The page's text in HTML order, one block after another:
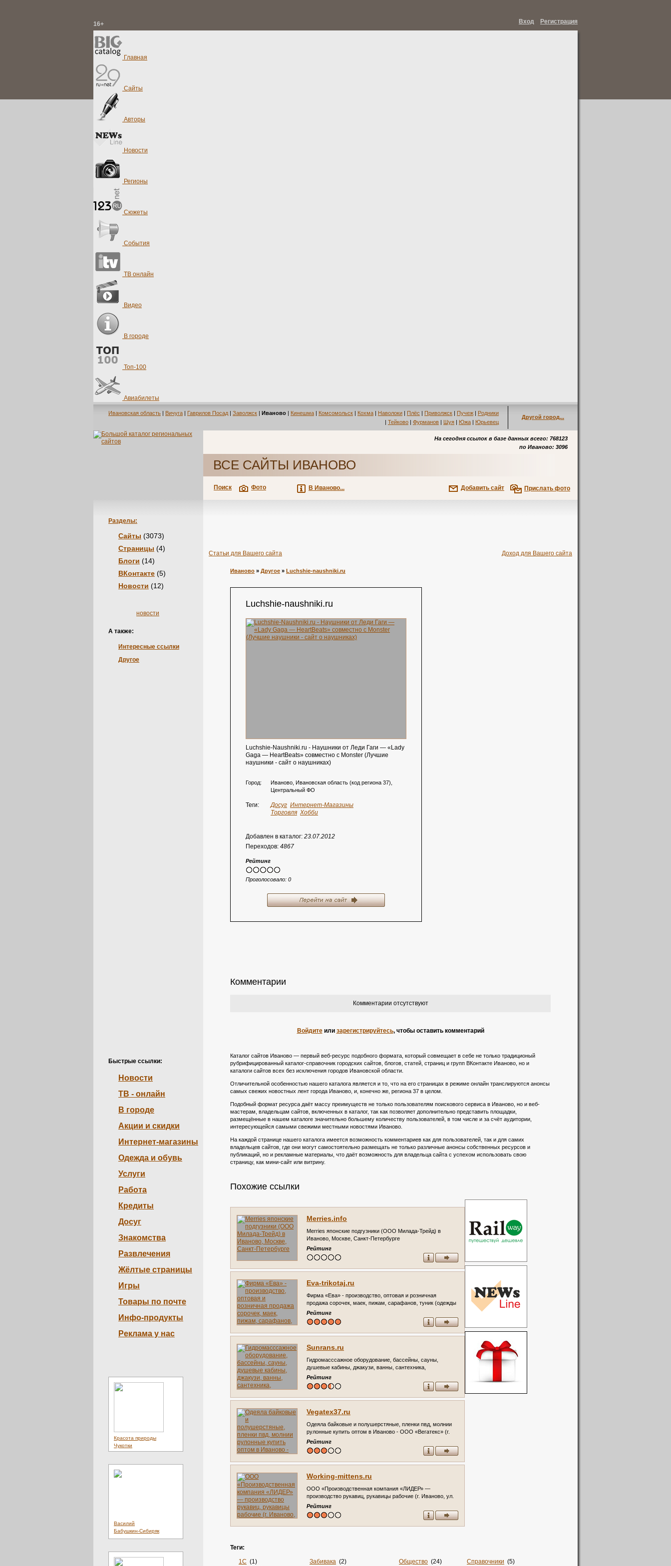
Вход Регистрация
16+
Главная
Сайты
Авторы
Новости
Регионы
Сюжеты
События
ТВ онлайн
Видео
В городе
Топ-100
Авиабилеты
Ивановская область | Вичуга | Гаврилов Посад | Заволжск | Иваново | Кинешма | Комсомольск | Кохма | Наволоки | Плёс | Приволжск | Пучеж | Родники
| Тейково | Фурманов | Шуя | Южа | Юрьевец
Другой город...
На сегодня ссылок в базе данных всего: 768123
по Иваново: 3096
ВСЕ САЙТЫ ИВАНОВО
Поиск Фото В Иваново... Прислать фото
Добавить сайт
Разделы:
Сайты (3073)
Страницы (4)
Блоги (14)
ВКонтакте (5)
Новости (12)
новости
А также:
Интересные ссылки
Другое
Быстрые ссылки:
Новости
ТВ - онлайн
В городе
Акции и скидки
Интернет-магазины
Одежда и обувь
Услуги
Работа
Кредиты
Досуг
Знакомства
Развлечения
Жёлтые страницы
Игры
Товары по почте
Инфо-продукты
Реклама у нас
Красота природы
Чукотки
Василий
Бабушкин-Сибиряк
Статьи для Вашего сайта Доход для Вашего сайта
Иваново » Другое » Luchshie-naushniki.ru
Luchshie-naushniki.ru
Luchshie-Naushniki.ru - Наушники от Леди Гаги — «Lady
Gaga — HeartBeats» совместно с Monster (Лучшие
наушники - сайт о наушниках)
Город:
Иваново, Ивановская область (код региона 37),
Центральный ФО
Теги: Досуг Интернет-Магазины
Торговля Хобби
Добавлен в каталог: 23.07.2012
Переходов: 4867
Рейтинг
Проголосовало: 0
Комментарии
Комментарии отсутствуют
Войдитеили зарегистрируйтесь, чтобы оставить комментарий
Каталог сайтов Иваново — первый веб-ресурс подобного формата, который совмещает в себе не только традиционый
рубрифицированный каталог-справочник городских сайтов, блогов, статей, страниц и групп ВКонтакте Иваново, но и
каталоги сайтов всех без исключения городов Ивановской области.
Отличительной особенностью нашего каталога является и то, что на его страницах в режиме онлайн транслируются анонсы
самых свежих новостных лент города Иваново, и, конечно же, региона 37 в целом.
Подобный формат ресурса даёт массу преимуществ не только пользователям поискового сервиса в Иваново, но и веб-
мастерам, владельцам сайтов, включенных в каталог, так как позволяет дополнительно представить площадки,
размещённые в нашем каталоге значительно большему количеству пользователей, в том числе и за счёт аудитории,
интересующейся самыми свежими местными новостями Иваново.
На каждой странице нашего каталога имеется возможность комментариев как для пользователей, так и для самих
владельцев сайтов, где они могут самостоятельно размещать не только различные анонсы собственных ресурсов и
публикаций, но и рекламные материалы, что даёт возможность для владельца сайта с успехом использовать свою
страницу, как мини-сайт или витрину.
Похожие ссылки
Merries.info
Merries японские подгузники (ООО Милада-Трейд) в
Иваново, Москве, Санкт-Петербурге
Рейтинг
Eva-trikotaj.ru
Фирма «Ева» - производство, оптовая и розничная
продажа сорочек, маек, пижам, сарафанов, туник (одежды
из батиста, ситца и трикотажа для женщин и детей) г.
Иваново, 15 Проезд, 4, тел.: 8-961-249-4408 Доставка
транспортными компаниями. Работаем со всеми
регионами.
Рейтинг
Sunrans.ru
Гидромасссажное оборудование, бассейны, сауны,
душевые кабины, джакузи, ванны, сантехника,
комплектующие и т.д.
Рейтинг
Vegatex37.ru
Одеяла байковые и полушерстяные, пленки пвд, молнии
рулонные купить оптом в Иваново - ООО «Вегатекс» (г.
Иваново ул. Сосновая, дом 1, склад 777)
Рейтинг
Working-mittens.ru
ООО «Производственная компания «ЛИДЕР» —
производство рукавиц, рукавицы рабочие (г. Иваново, ул.
15-й Проезд, д. 4, Телефоны: (4932) 47-47-31)
Рейтинг
Теги:
1С (1)
Забивака (2)
Общество (24)
Справочники (5)